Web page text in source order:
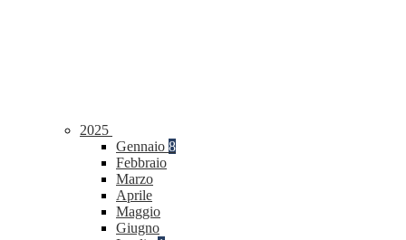
2025
Gennaio 8
Febbraio
Marzo
Aprile
Maggio
Giugno